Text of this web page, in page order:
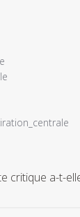
critique a-t-